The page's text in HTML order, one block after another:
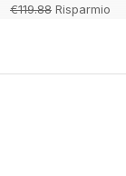
€119.88 Risparmio